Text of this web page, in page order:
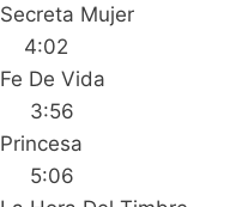
Secreta
4:02
Fe De
3:56
5:06